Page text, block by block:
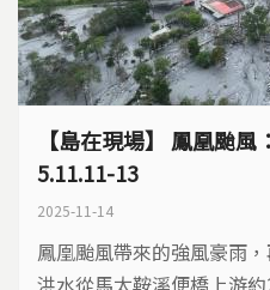
【島在現場】 鳳凰颱
5.11.11-13
2025-11-14
鳳凰颱風帶來的強風豪雨
洪水從馬太鞍溪便橋上游